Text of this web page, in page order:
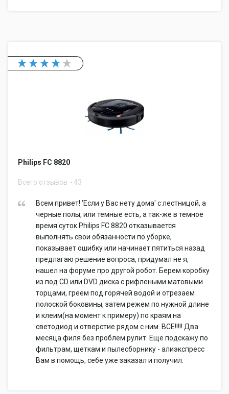
Philips FC 8820
Всего отзывов 43
Всем привет! 'Если у Вас нету дома' с лестницой, а
черные полы, или темные есть, а так-же в темное
время суток Philips FC 8820 отказывается
выполнять свои обязанности по уборке,
показывает ошибку или начинает пятиться назад
предлагаю решение вопроса, придумал не я,
нашел на форуме про другой робот. Берем коробку
из под CD или DVD диска с рифлеными матовыми
торцами, греем под горячей водой и отрезаем
полоской боковины, затем режем по нужной длине
и клеим(на момент к примеру) по краям на
светодиод и отверстие рядом с ним. ВСЕ!!!!! Два
месяца филя без проблем рулит. Еще подскажу по
фильтрам, щеткам и пылесборнику - алиэкспресс
Вам в помощь, себе уже заказал и получил.